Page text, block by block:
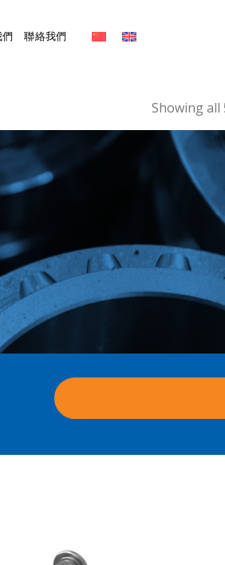
們 聯絡我們
Showing all